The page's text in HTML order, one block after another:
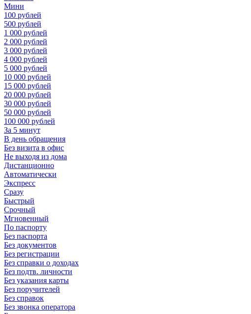
Мини
100 рублей
500 рублей
1 000 рублей
2 000 рублей
3 000 рублей
4 000 рублей
5 000 рублей
10 000 рублей
15 000 рублей
20 000 рублей
30 000 рублей
50 000 рублей
100 000 рублей
За 5 минут
В день обращения
Без визита в офис
Не выходя из дома
Дистанционно
Автоматически
Экспресс
Сразу
Быстрый
Срочный
Мгновенный
По паспорту
Без паспорта
Без документов
Без регистрации
Без справки о доходах
Без подтв. личности
Без указания карты
Без поручителей
Без справок
Без звонка оператора